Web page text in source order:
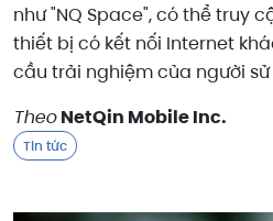
như "NQ Space", có thể truy
thiết bị có kết nối Internet
cầu trải nghiệm của người
TheoNetQin Mobile Inc.
Tin tức